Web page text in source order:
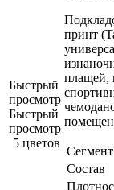
Быстрый
просмотр
Быстрый
просмотр
5 цветов
принт
плащей,
Сегмент
Состав